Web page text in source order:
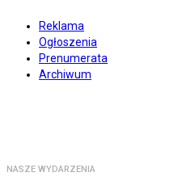
Reklama
Ogłoszenia
Prenumerata
Archiwum
NASZE WYDARZENIA